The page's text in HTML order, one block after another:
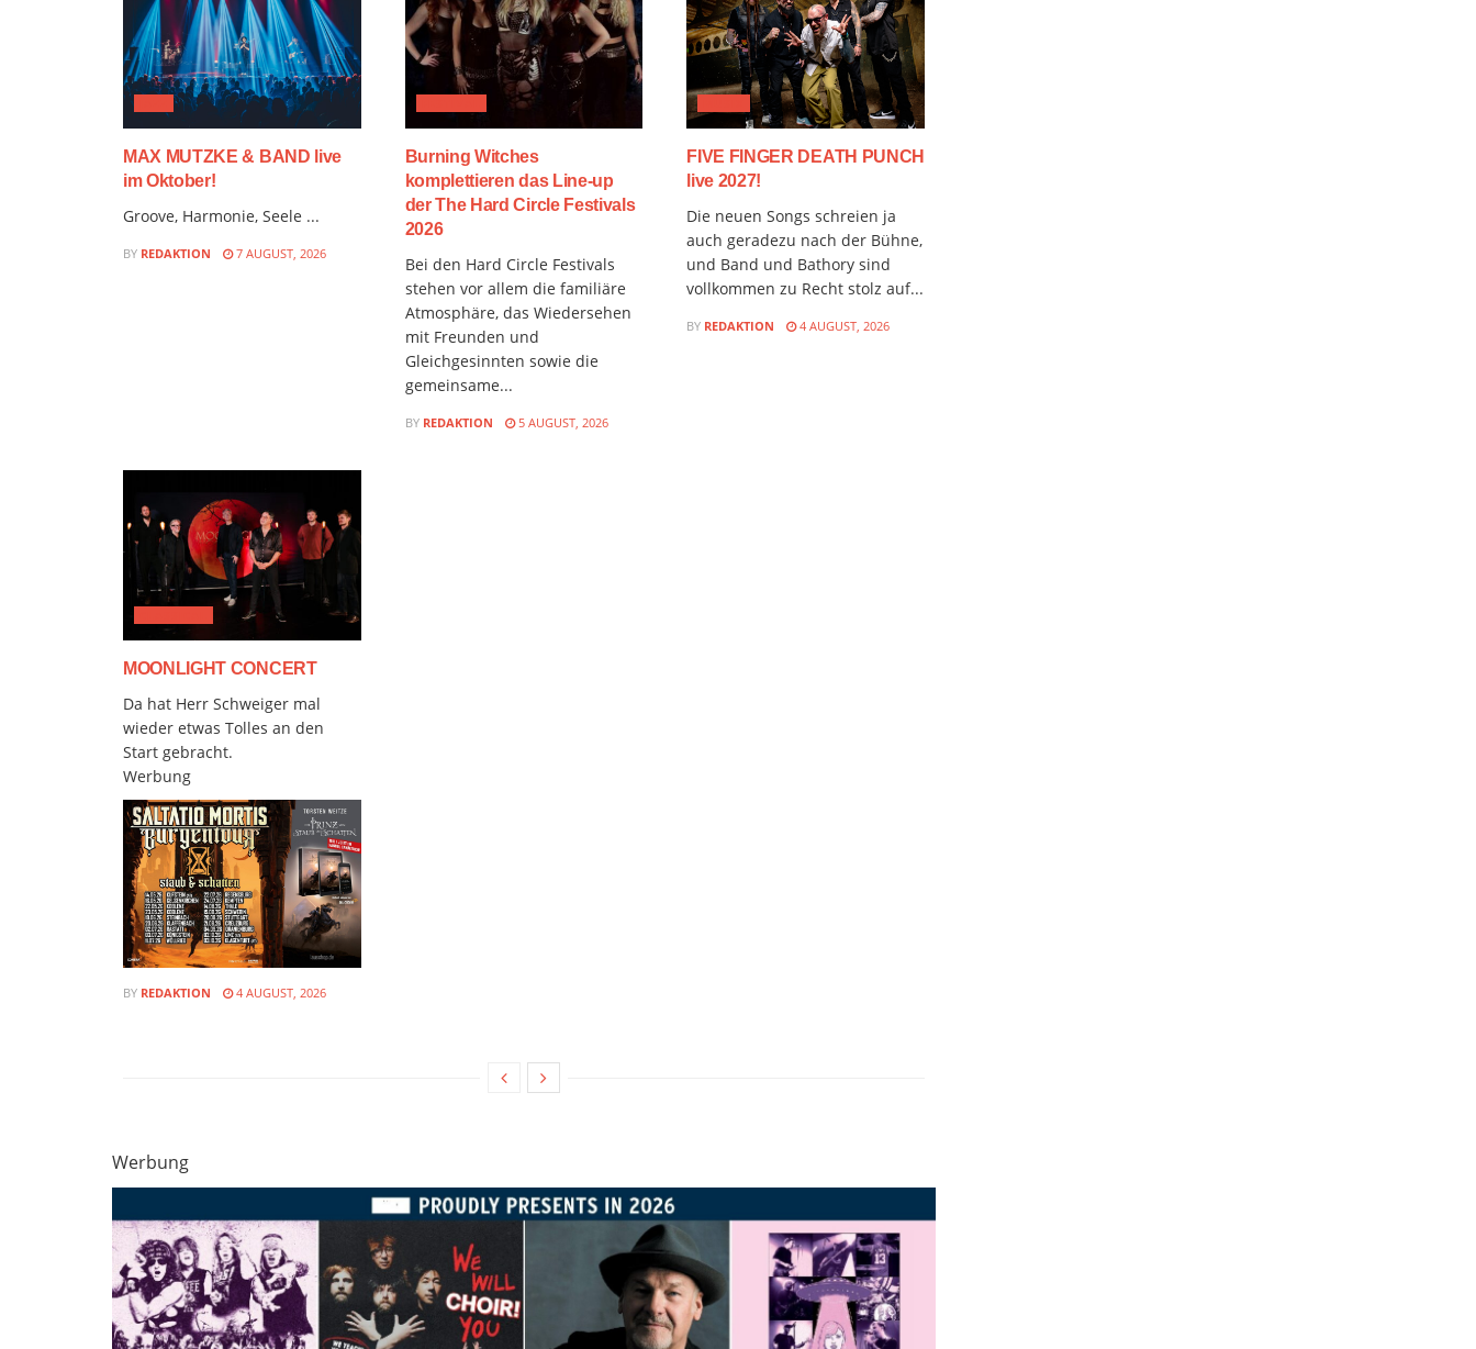
MAX MUTZKE & BAND live
im Oktober!
Groove, Harmonie, Seele ...
BY REDAKTION 7 AUGUST, 2026
Burning Witches
komplettieren das Line-up
der The Hard Circle Festivals
2026
Bei den Hard Circle Festivals
stehen vor allem die familiäre
Atmosphäre, das Wiedersehen
mit Freunden und
Gleichgesinnten sowie die
gemeinsame...
BY REDAKTION 5 AUGUST, 2026
FIVE FINGER DEATH PUNCH
live 2027!
Die neuen Songs schreien ja
auch geradezu nach der Bühne,
und Band und Bathory sind
vollkommen zu Recht stolz auf...
BY REDAKTION 4 AUGUST, 2026
MOONLIGHT CONCERT
Da hat Herr Schweiger mal
wieder etwas Tolles an den
Start gebracht.
Werbung
BY REDAKTION 4 AUGUST, 2026
Werbung